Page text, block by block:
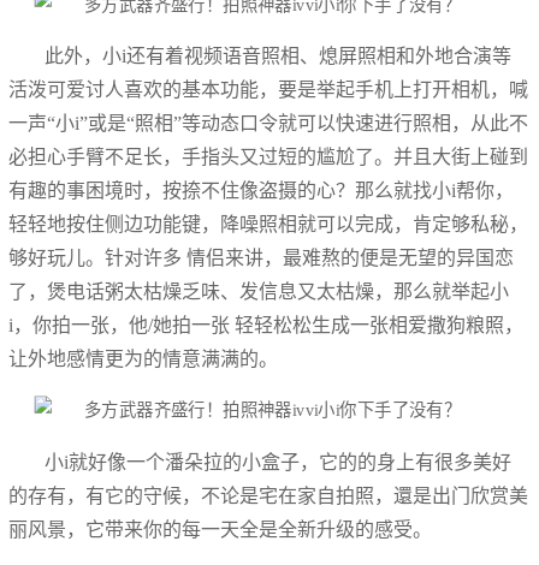
此外，小i还有着视频语音照相、熄屏照相和外地合演等
活泼可爱讨人喜欢的基本功能，要是举起手机上打开相机，喊
一声“小i”或是“照相”等动态口令就可以快速进行照相，从此不
必担心手臂不足长，手指头又过短的尴尬了。并且大街上碰到
有趣的事困境时，按捺不住像盗摄的心？那么就找小i帮你，
轻轻地按住侧边功能键，降噪照相就可以完成，肯定够私秘，
够好玩儿。针对许多 情侣来讲，最难熬的便是无望的异国恋
了，煲电话粥太枯燥乏味、发信息又太枯燥，那么就举起小
i，你拍一张，他/她拍一张 轻轻松松生成一张相爱撒狗粮照，
让外地感情更为的情意满满的。
小i就好像一个潘朵拉的小盒子，它的的身上有很多美好
的存有，有它的守候，不论是宅在家自拍照，還是出门欣赏美
丽风景，它带来你的每一天全是全新升级的感受。